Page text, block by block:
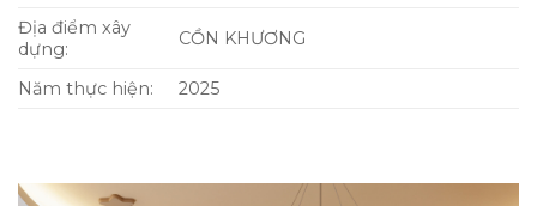
Địa điểm xây
dựng:
CỒN KHƯƠNG
Năm thực hiện: 2025